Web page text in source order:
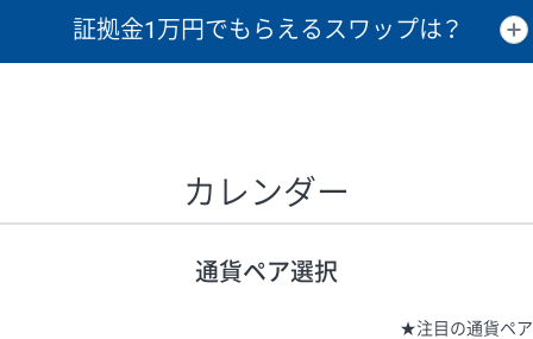
証拠金1万円でもらえるスワップは？
1万通貨
昇順 降順
23.6円
カレンダー
通貨ペア選択
★注目の通貨ペア